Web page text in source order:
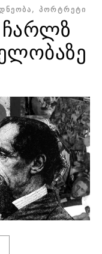
, ᲞᲝᲠᲢᲠᲔᲢᲘ
ჩარლზ